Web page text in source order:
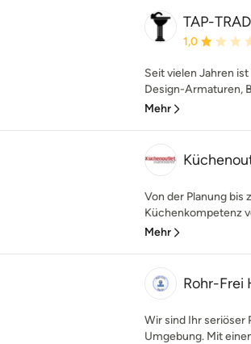
TAP-
1,0
Seit vielen Jahren
Design-Armaturen,
Mehr
Von der Planung bis
Küchenkompetenz
Mehr
Rohr-Frei
Wir sind Ihr seriöser
Umgebung. Mit